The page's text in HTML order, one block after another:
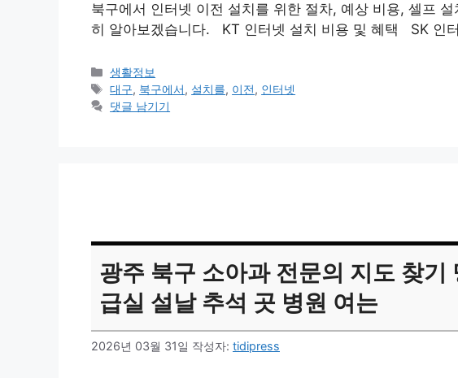
북구에서 인터넷 이전 설치를 위한 절차, 예상 비용, 셀프
히 알아보겠습니다. KT 인터넷 설치 비용 및 혜택 SK 인
카
테
고
생활정보
태
그
대구, 북구에서, 설치를, 이전, 인터넷
댓글 남기기
광주 북구 소아과 전문의 지도 찾기
급실 설날 추석 곳 병원 여는
2026년 03월 31일 작성자: tidipress